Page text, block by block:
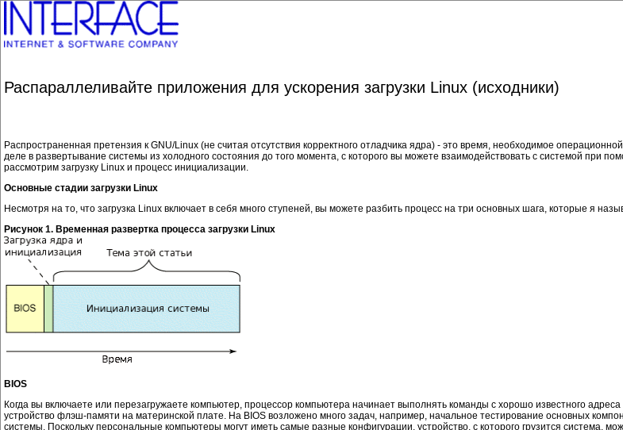
Распараллеливайте приложения для ускорения загрузки Linux (исходники)
Распространенная претензия к GNU/Linux (не считая отсутствия корректного отладчика ядра) - это время, необходимое
деле в развертывание системы из холодного состояния до того момента, с которого вы можете взаимодействовать с системой при
рассмотрим загрузку Linux и процесс инициализации.
Основные стадии загрузки Linux
Несмотря на то, что загрузка Linux включает в себя много ступеней, вы можете разбить процесс на три основных шага, которые я
Рисунок 1. Временная развертка процесса загрузки Linux
BIOS
Когда вы включаете или перезагружаете компьютер, процессор компьютера начинает выполнять команды с хорошо известного
устройство флэш-памяти на материнской плате. На BIOS возложено много задач, например, начальное тестирование основных
системы. Поскольку персональные компьютеры могут иметь самые разные конфигурации, устройство, с которого грузится система,